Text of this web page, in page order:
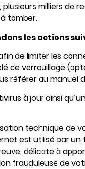
milliers de
tomber.
les actions
de limiter les
de verrouillage
référer au manuel
à jour ainsi
technique de
est utilisé par un
délicate à
frauduleuse de